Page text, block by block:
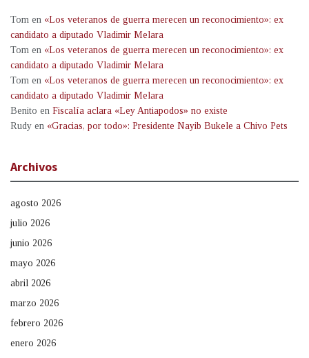
Tom en «Los veteranos de guerra merecen un reconocimiento»: ex
candidato a diputado Vladimir Melara
Tom en «Los veteranos de guerra merecen un reconocimiento»: ex
candidato a diputado Vladimir Melara
Tom en «Los veteranos de guerra merecen un reconocimiento»: ex
candidato a diputado Vladimir Melara
Benito en Fiscalía aclara «Ley Antiapodos» no existe
Rudy en «Gracias, por todo»: Presidente Nayib Bukele a Chivo Pets
Archivos
agosto 2026
julio 2026
junio 2026
mayo 2026
abril 2026
marzo 2026
febrero 2026
enero 2026